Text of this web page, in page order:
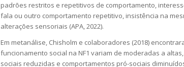
padrões restritos e repetitivos de comportamento,
fala ou outro comportamento repetitivo, insistência na
alterações sensoriais (APA, 2022).
Em metanálise, Chisholm e colaboradores (2018)
funcionamento social na NF1 variam de moderadas a
sociais reduzidas e comportamentos pró-sociais